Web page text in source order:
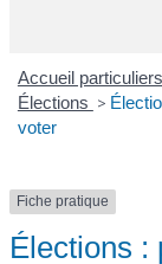
Accueil particuliers
Élections >
voter
Fiche pratique
Élections :